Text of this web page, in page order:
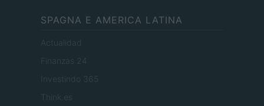
SPAGNA E AMERICA LATINA
Actualidad
Finanzas 24
Investindo 365
Think.es